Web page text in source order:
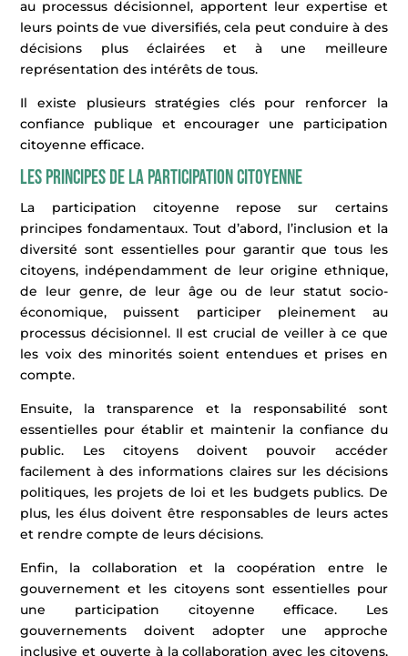
au processus décisionnel, apportent leur expertise et
leurs points de vue diversifiés, cela peut conduire à des
décisions plus éclairées et à une meilleure
représentation des intérêts de tous.
Il existe plusieurs stratégies clés pour renforcer la
confiance publique et encourager une participation
citoyenne efficace.
Les principes de la participation citoyenne
La participation citoyenne repose sur certains
principes fondamentaux. Tout d’abord, l’inclusion et la
diversité sont essentielles pour garantir que tous les
citoyens, indépendamment de leur origine ethnique,
de leur genre, de leur âge ou de leur statut socio-
économique, puissent participer pleinement au
processus décisionnel. Il est crucial de veiller à ce que
les voix des minorités soient entendues et prises en
compte.
Ensuite, la transparence et la responsabilité sont
essentielles pour établir et maintenir la confiance du
public. Les citoyens doivent pouvoir accéder
facilement à des informations claires sur les décisions
politiques, les projets de loi et les budgets publics. De
plus, les élus doivent être responsables de leurs actes
et rendre compte de leurs décisions.
Enfin, la collaboration et la coopération entre le
gouvernement et les citoyens sont essentielles pour
une participation citoyenne efficace. Les
gouvernements doivent adopter une approche
inclusive et ouverte à la collaboration avec les citoyens,